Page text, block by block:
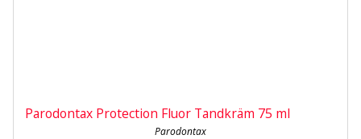
Parodontax Protection Fluor Tandkräm 75 ml
Parodontax